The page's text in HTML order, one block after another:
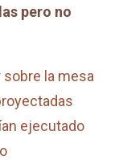
pero no
la mesa
ejecutado